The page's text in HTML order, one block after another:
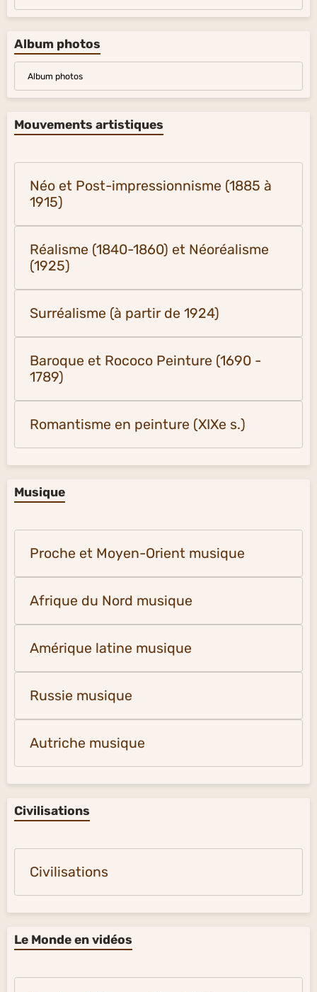
Album photos
Album photos
Mouvements artistiques
Néo et Post-impressionnisme (1885 à
1915)
Réalisme (1840-1860) et Néoréalisme
(1925)
Surréalisme (à partir de 1924)
Baroque et Rococo Peinture (1690 -
1789)
Romantisme en peinture (XIXe s.)
Musique
Proche et Moyen-Orient musique
Afrique du Nord musique
Amérique latine musique
Russie musique
Autriche musique
Civilisations
Civilisations
Le Monde en vidéos